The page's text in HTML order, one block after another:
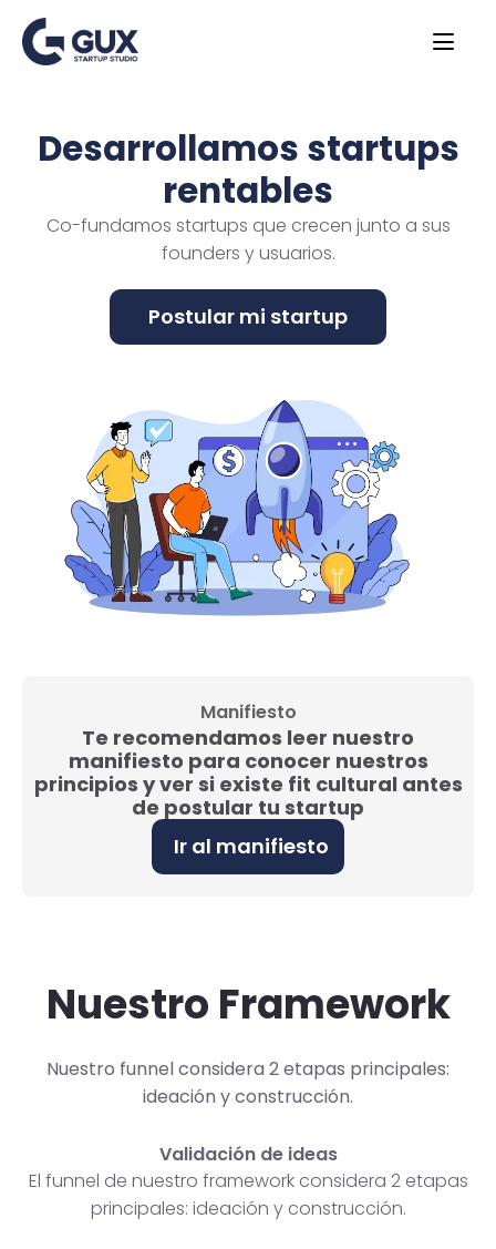
Desarrollamos startups
rentables
Co-fundamos startups que crecen junto a sus
founders y usuarios.
Manifiesto
Te recomendamos leer nuestro
manifiesto para conocer nuestros
principios y ver si existe fit cultural antes
de postular tu startup
Ir al manifiesto
Nuestro Framework
Nuestro funnel considera 2 etapas principales:
ideación y construcción.
Validación de ideas
El funnel de nuestro framework considera 2 etapas
principales: ideación y construcción.